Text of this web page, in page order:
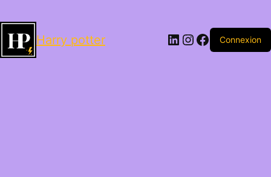
Harry potter LinkedIn
Instagram
Facebook
Connexion